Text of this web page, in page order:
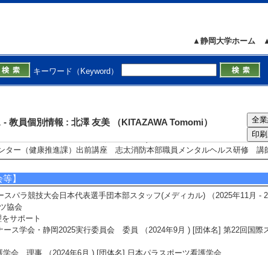
▲静岡大学ホーム
キーワード（Keyword）
教員個別情報 : 北澤 友美 （KITAZAWA Tomomi）
どもたちが犯罪に巻き込まれないための予防教育の課題と展望」司会、コ
アスリート研修会 本部スタッフ（救護） （2025年10月 )
ター（健康推進課）出前講座 志太消防本部職員メンタルヘルス研修 講
】
スパラ競技大会日本代表選手団本部スタッフ(メディカル) （2025年11月 -
協会
サポート
ース学会・静岡2025実行委員会 委員 （2024年9月 ) [団体名] 第22回国際
学会 理事 （2024年6月 ) [団体名] 日本パラスポーツ看護学会